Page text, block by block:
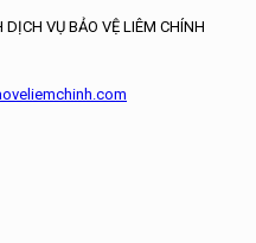
DỊCH VỤ BẢO VỆ LIÊM CHÍNH